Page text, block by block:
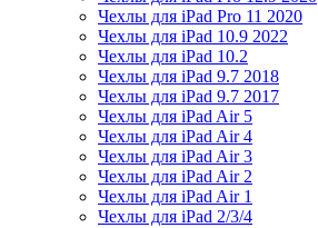
Чехлы для iPad Pro 11 2020
Чехлы для iPad 10.9 2022
Чехлы для iPad 10.2
Чехлы для iPad 9.7 2018
Чехлы для iPad 9.7 2017
Чехлы для iPad Air 5
Чехлы для iPad Air 4
Чехлы для iPad Air 3
Чехлы для iPad Air 2
Чехлы для iPad Air 1
Чехлы для iPad 2/3/4